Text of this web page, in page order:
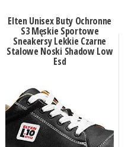
Elten Unisex Buty Ochronne
S3 Męskie Sportowe
Sneakersy Lekkie Czarne
Stalowe Noski Shadow Low
Esd